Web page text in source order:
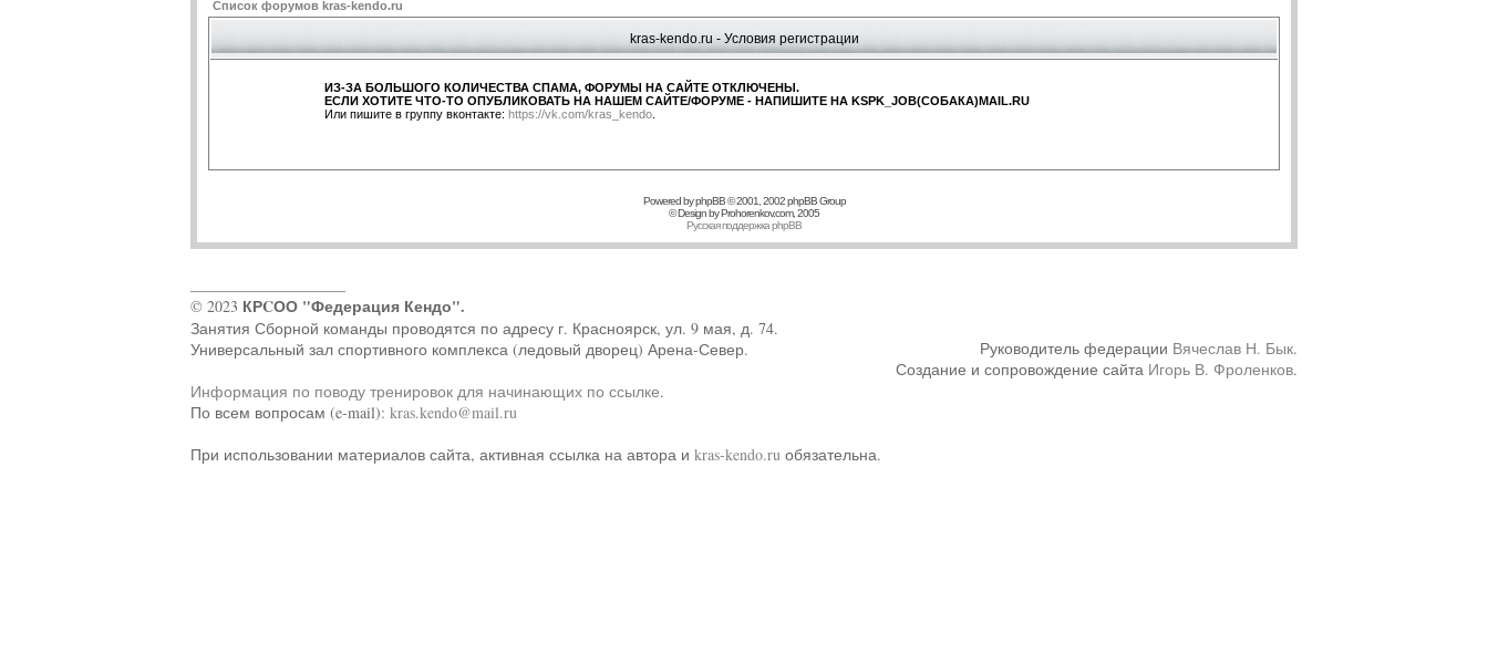
Список форумов kras-kendo.ru
kras-kendo.ru - Условия регистрации
ИЗ-ЗА БОЛЬШОГО КОЛИЧЕСТВА СПАМА, ФОРУМЫ НА САЙТЕ ОТКЛЮЧЕНЫ.
ЕСЛИ ХОТИТЕ ЧТО-ТО ОПУБЛИКОВАТЬ НА НАШЕМ САЙТЕ/ФОРУМЕ - НАПИШИТЕ НА KSPK_JOB(СОБАКА)MAIL.RU
Или пишите в группу вконтакте: https://vk.com/kras_kendo
Powered byphpBB© 2001, 2002 phpBB Group
© Design byProhorenkov.com, 2005
Русская поддержка phpBB
© 2023 КРCОО "Федерация Кендо".
Занятия Сборной команды проводятся по адресу г. Красноярск, ул. 9 мая, д. 74.
Универсальный зал спортивного комплекса (ледовый дворец) Арена-Север.
Информация по поводу тренировок для начинающих по ссылке.
По всем вопросам (e-mail): kras.kendo@mail.ru
Руководитель федерации Вячеслав Н. Бык.
Создание и сопровождение сайта Игорь В. Фроленков.
При использовании материалов сайта, активная ссылка на автора и kras-kendo.ru обязательна.